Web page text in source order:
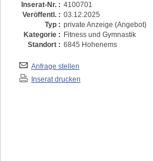
Inserat-Nr. : 4100701
Veröffentl. : 03.12.2025
Typ : private Anzeige (Angebot)
Kategorie : Fitness und Gymnastik
Standort : 6845 Hohenems
Anfrage stellen
Inserat drucken